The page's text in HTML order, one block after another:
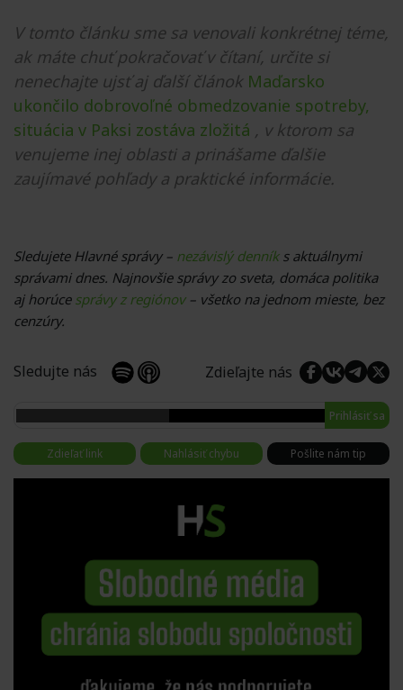
V tomto článku sme sa venovali konkrétnej téme,
ak máte chuť pokračovať v čítaní, určite si
nenechajte ujsť aj ďalší článok Maďarsko
ukončilo dobrovoľné obmedzovanie spotreby,
situácia v Paksi zostáva zložitá , v ktorom sa
venujeme inej oblasti a prinášame ďalšie
zaujímavé pohľady a praktické informácie.
Sledujete Hlavné správy – nezávislý denníks aktuálnymi
správami dnes. Najnovšie správy zo sveta, domáca politika
aj horúce správy z regiónov– všetko na jednom mieste, bez
cenzúry.
Sledujte nás Zdieľajte nás
Prihlásiť sa
Zdieľať link Nahlásiť chybu Pošlite nám tip